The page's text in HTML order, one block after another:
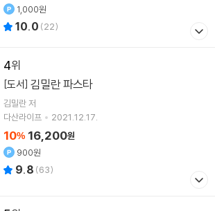
1,000원
10.0 (22)
4
[도서] 김밀란 파스타
김밀란저
다산라이프
2021.12.17.
10% 16,200원
900원
9.8 (63)